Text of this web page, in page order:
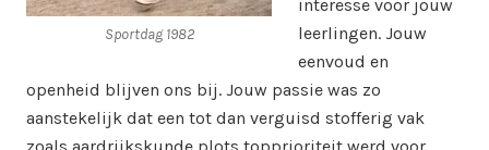
Sportdag 1982
interesse voor jouw
leerlingen. Jouw
eenvoud en
openheid blijven ons bij. Jouw passie was zo
aanstekelijk dat een tot dan verguisd stofferig vak